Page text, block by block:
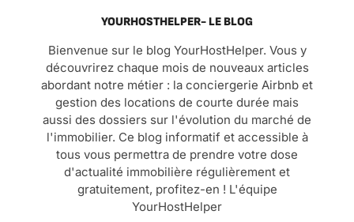
YOURHOSTHELPER- LE BLOG
Bienvenue sur le blog YourHostHelper. Vous y
découvrirez chaque mois de nouveaux articles
abordant notre métier : la conciergerie Airbnb et
gestion des locations de courte durée mais
aussi des dossiers sur l'évolution du marché de
l'immobilier. Ce blog informatif et accessible à
tous vous permettra de prendre votre dose
d'actualité immobilière régulièrement et
gratuitement, profitez-en ! L'équipe
YourHostHelper